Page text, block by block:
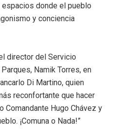
donde el pueblo
y conciencia
director del Servicio
Namik Torres, en
Di Martino, quien
reconfortante que hacer
Comandante Hugo Chávez y
¡Comuna o Nada!”